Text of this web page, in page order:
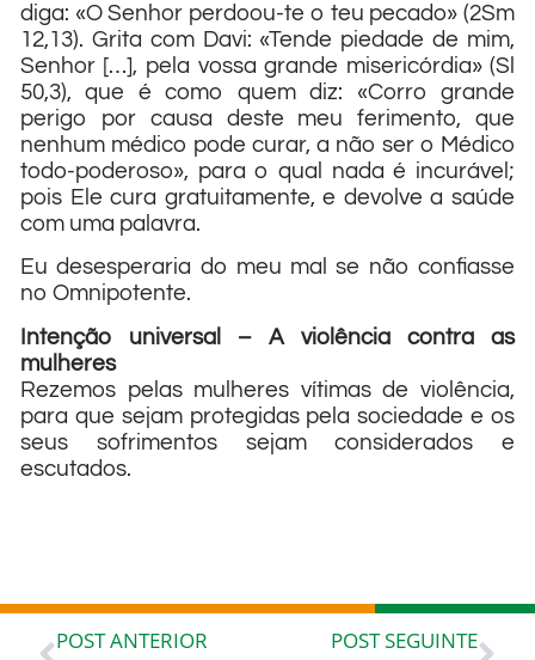
diga: «O Senhor perdoou-te o teu pecado» (2Sm
12,13). Grita com Davi: «Tende piedade de mim,
Senhor […], pela vossa grande misericórdia» (Sl
50,3), que é como quem diz: «Corro grande
perigo por causa deste meu ferimento, que
nenhum médico pode curar, a não ser o Médico
todo-poderoso», para o qual nada é incurável;
pois Ele cura gratuitamente, e devolve a saúde
com uma palavra.
Eu desesperaria do meu mal se não confiasse
no Omnipotente.
Intenção universal – A violência contra as
mulheres
Rezemos pelas mulheres vítimas de violência,
para que sejam protegidas pela sociedade e os
seus sofrimentos sejam considerados e
escutados.
POST ANTERIOR
POST SEGUINTE